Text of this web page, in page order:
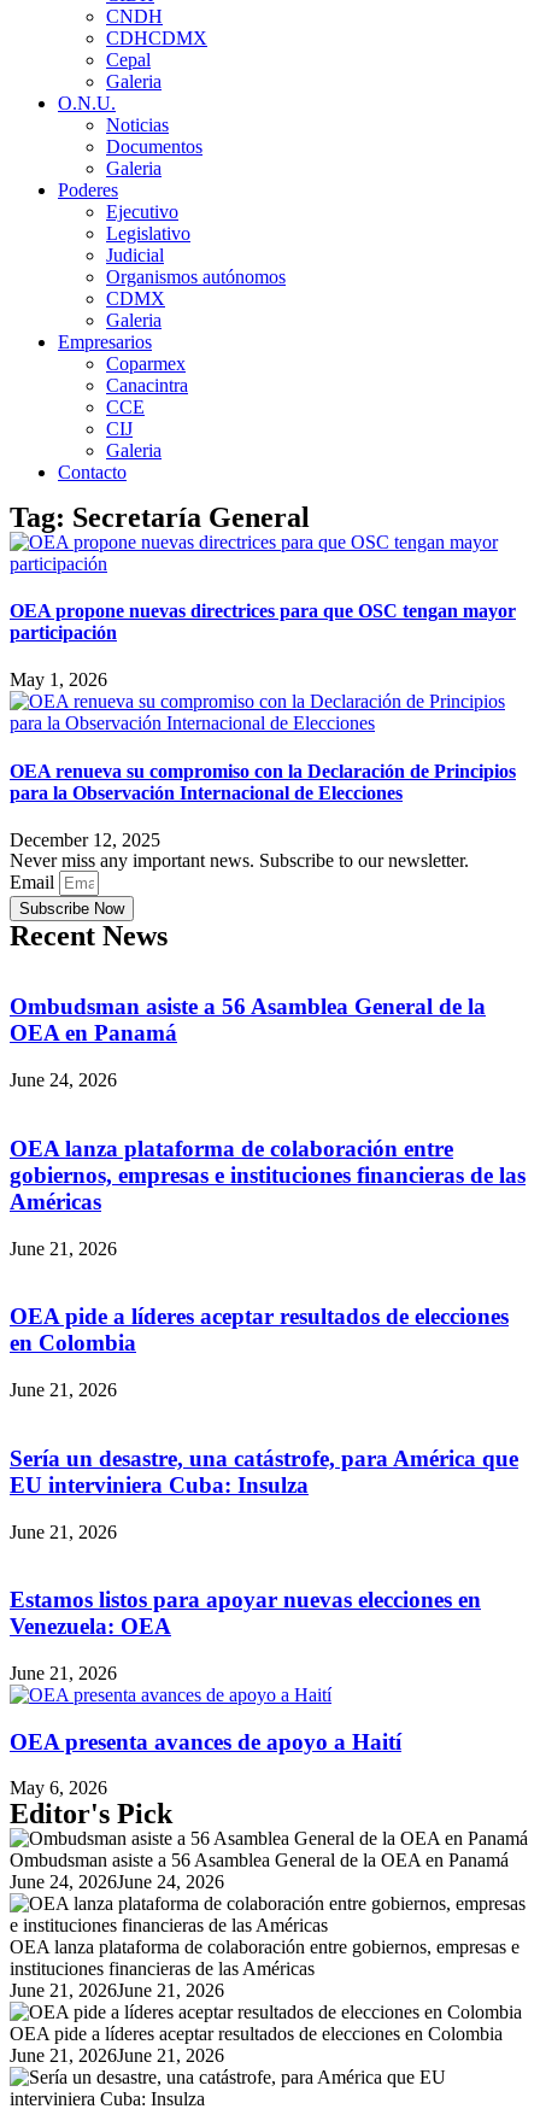
CNDH
CDHCDMX
Cepal
Galeria
O.N.U.
Noticias
Documentos
Galeria
Poderes
Ejecutivo
Legislativo
Judicial
Organismos autónomos
CDMX
Galeria
Empresarios
Coparmex
Canacintra
CCE
CIJ
Galeria
Contacto
Tag: Secretaría General
OEA propone nuevas directrices para que OSC tengan mayor
participación
May 1, 2026
OEA renueva su compromiso con la Declaración de Principios
para la Observación Internacional de Elecciones
December 12, 2025
Never miss any important news. Subscribe to our newsletter.
Email
Subscribe Now
Recent News
Ombudsman asiste a 56 Asamblea General de la
OEA en Panamá
June 24, 2026
OEA lanza plataforma de colaboración entre
gobiernos, empresas e instituciones financieras de las
Américas
June 21, 2026
OEA pide a líderes aceptar resultados de elecciones
en Colombia
June 21, 2026
Sería un desastre, una catástrofe, para América que
EU interviniera Cuba: Insulza
June 21, 2026
Estamos listos para apoyar nuevas elecciones en
Venezuela: OEA
June 21, 2026
OEA presenta avances de apoyo a Haití
May 6, 2026
Editor's Pick
Ombudsman asiste a 56 Asamblea General de la OEA en Panamá
Posted
on
June 24, 2026June 24, 2026
OEA lanza plataforma de colaboración entre gobiernos, empresas e
instituciones financieras de las Américas
Posted
on
June 21, 2026June 21, 2026
OEA pide a líderes aceptar resultados de elecciones en Colombia
Posted
on
June 21, 2026June 21, 2026